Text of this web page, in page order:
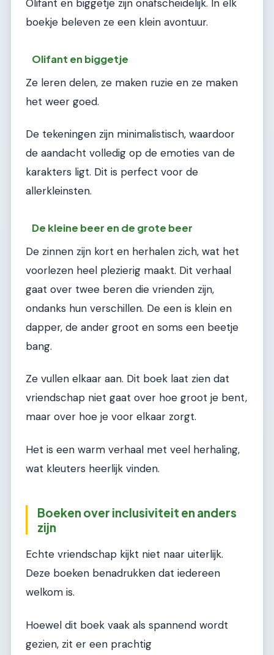
Olifant en biggetje zijn onafscheidelijk. In elk
boekje beleven ze een klein avontuur.
Olifant en biggetje
Ze leren delen, ze maken ruzie en ze maken
het weer goed.
De tekeningen zijn minimalistisch, waardoor
de aandacht volledig op de emoties van de
karakters ligt. Dit is perfect voor de
allerkleinsten.
De kleine beer en de grote beer
De zinnen zijn kort en herhalen zich, wat het
voorlezen heel plezierig maakt. Dit verhaal
gaat over twee beren die vrienden zijn,
ondanks hun verschillen. De een is klein en
dapper, de ander groot en soms een beetje
bang.
Ze vullen elkaar aan. Dit boek laat zien dat
vriendschap niet gaat over hoe groot je bent,
maar over hoe je voor elkaar zorgt.
Het is een warm verhaal met veel herhaling,
wat kleuters heerlijk vinden.
Boeken over inclusiviteit en anders
zijn
Echte vriendschap kijkt niet naar uiterlijk.
Deze boeken benadrukken dat iedereen
welkom is.
Hoewel dit boek vaak als spannend wordt
gezien, zit er een prachtig